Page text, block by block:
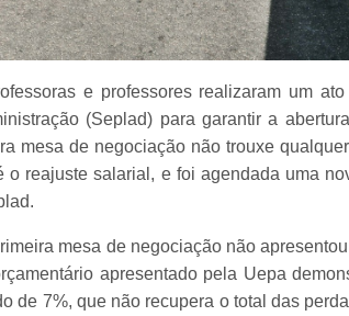
e professores realizaram um
(Seplad) para garantir a
mesa de negociação não trouxe
o reajuste salarial, e foi agendada uma
mesa de negociação não
apresentado pela Uepa
de 7%, que não recupera o total das